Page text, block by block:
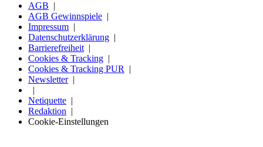
AGB
AGB Gewinnspiele
Impressum
Datenschutzerklärung
Barrierefreiheit
Cookies & Tracking
Cookies & Tracking PUR
Newsletter
Netiquette
Redaktion
Cookie-Einstellungen